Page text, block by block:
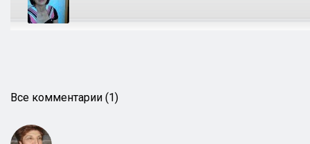
Все комментарии (1)